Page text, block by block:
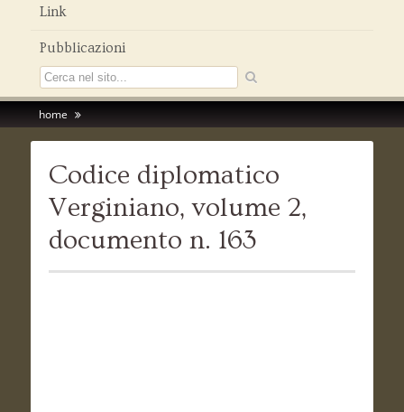
Link
Pubblicazioni
home
Codice diplomatico
Verginiano, volume 2,
documento n. 163